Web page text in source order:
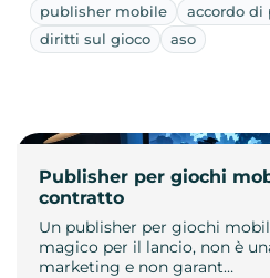
publisher mobile
accordo di
diritti sul gioco
aso
Publisher per giochi
contratto
Un publisher per giochi
magico per il lancio, non è
marketing e non garant…